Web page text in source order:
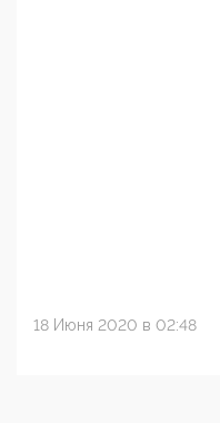
18 Июня 2020 в 02:48